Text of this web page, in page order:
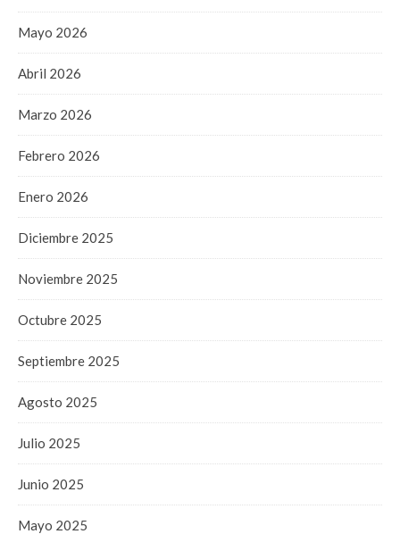
Mayo 2026
Abril 2026
Marzo 2026
Febrero 2026
Enero 2026
Diciembre 2025
Noviembre 2025
Octubre 2025
Septiembre 2025
Agosto 2025
Julio 2025
Junio 2025
Mayo 2025